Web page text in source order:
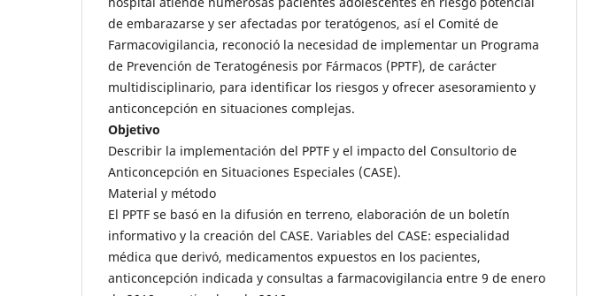
de embarazarse y ser afectadas por teratógenos, así el Comité de
Farmacovigilancia, reconoció la necesidad de implementar un Programa
de Prevención de Teratogénesis por Fármacos (PPTF), de carácter
multidisciplinario, para identificar los riesgos y ofrecer asesoramiento y
anticoncepción en situaciones complejas.
Objetivo
Describir la implementación del PPTF y el impacto del Consultorio de
Anticoncepción en Situaciones Especiales (CASE).
Material y método
El PPTF se basó en la difusión en terreno, elaboración de un boletín
informativo y la creación del CASE. Variables del CASE: especialidad
médica que derivó, medicamentos expuestos en los pacientes,
anticoncepción indicada y consultas a farmacovigilancia entre 9 de enero